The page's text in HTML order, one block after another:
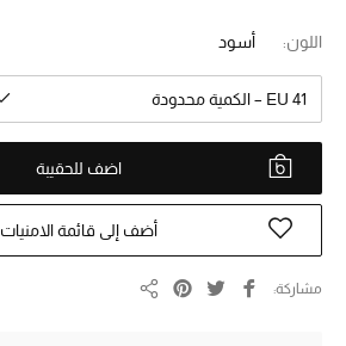
ما وصلنا حديثاً
النساء
الحقائب النسائية
أحذية النسائية
اللون: أسود
EU 41 – الكمية محدودة
اضف للحقيبة
أضف إلى قائمة الامنيات
مشاركة